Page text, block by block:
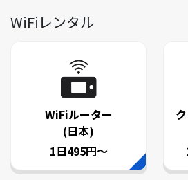
WiFiレンタル
WiFiルーター
(日本)
1日495円～